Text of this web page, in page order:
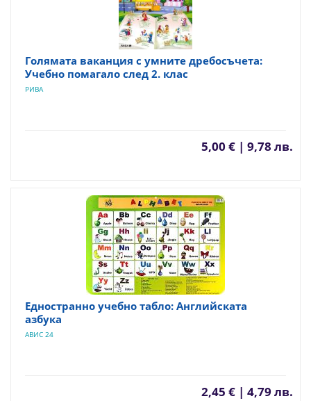
Голямата ваканция с умните дребосъчета:
Учебно помагало след 2. клас
РИВА
5,00 € | 9,78 лв.
Едностранно учебно табло: Английската
азбука
АВИС 24
2,45 € | 4,79 лв.